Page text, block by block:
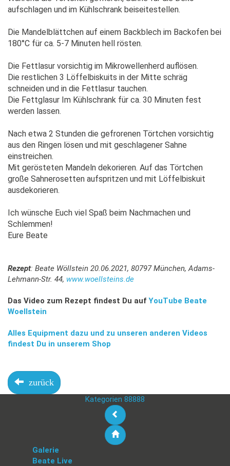
aufschlagen und im Kühlschrank beiseitestellen.
Die Mandelblättchen auf einem Backblech im Backofen bei
180°C für ca. 5-7 Minuten hell rösten.
Die Fettlasur vorsichtig im Mikrowellenherd auflösen.
Die restlichen 3 Löffelbiskuits in der Mitte schräg
schneiden und in die Fettlasur tauchen.
Die Fettglasur Im Kühlschrank für ca. 30 Minuten fest
werden lassen.
Nach etwa 2 Stunden die gefrorenen Törtchen vorsichtig
aus den Ringen lösen und mit geschlagener Sahne
einstreichen.
Mit gerösteten Mandeln dekorieren. Auf das Törtchen
große Sahnerosetten aufspritzen und mit Löffelbiskuit
ausdekorieren.
Ich wünsche Euch viel Spaß beim Nachmachen und
Schlemmen!
Eure Beate
Rezept: Beate Wöllstein 20.06.2021, 80797 München, Adams-
Lehmann-Str. 44, www.woellsteins.de
Das Video zum Rezept findest Du auf YouTube Beate
Woellstein
Alles Equipment dazu und zu unseren anderen Videos
findest Du in unserem Shop
zurück
Kategorien 88888
Galerie
Beate Live